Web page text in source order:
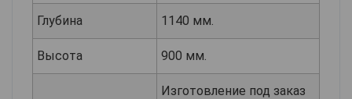
Глубина 1140 мм.
Высота 900 мм.
Изготовление под заказ